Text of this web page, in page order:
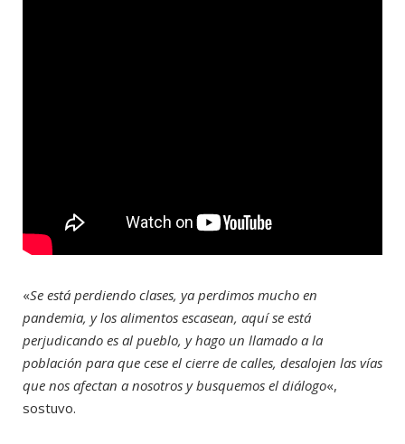
«Se está perdiendo clases, ya perdimos mucho en
pandemia, y los alimentos escasean, aquí se está
perjudicando es al pueblo, y hago un llamado a la
población para que cese el cierre de calles, desalojen las vías
que nos afectan a nosotros y busquemos el diálogo«,
sostuvo.